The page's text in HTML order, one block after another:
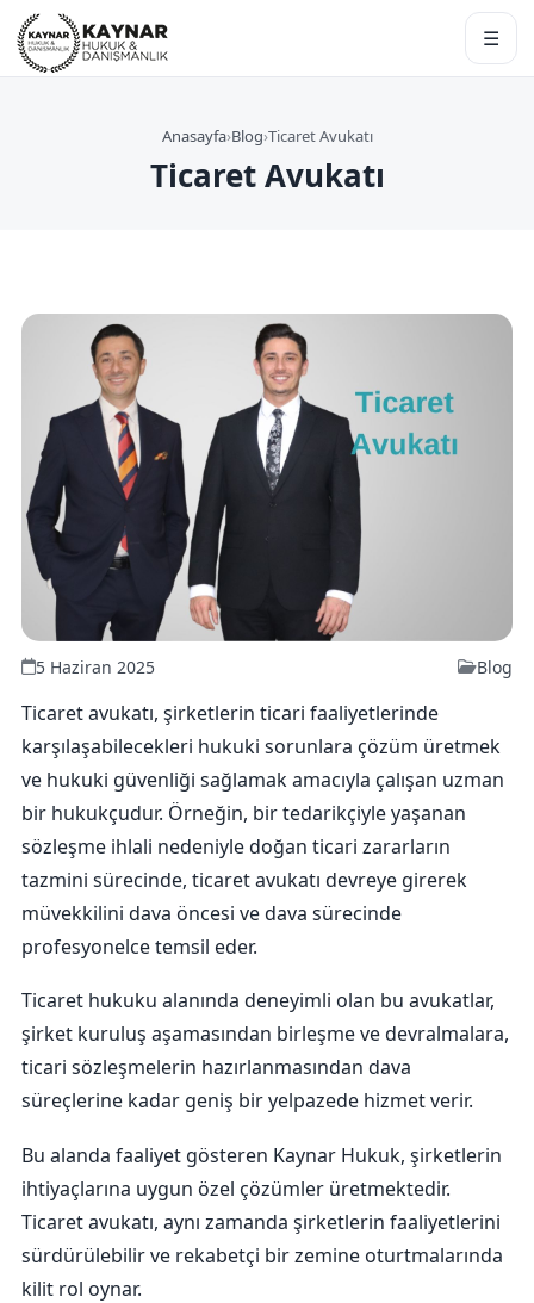
☰
Anasayfa›Blog›Ticaret Avukatı
Ticaret Avukatı
5 Haziran 2025 Blog
Ticaret avukatı, şirketlerin ticari faaliyetlerinde
karşılaşabilecekleri hukuki sorunlara çözüm üretmek
ve hukuki güvenliği sağlamak amacıyla çalışan uzman
bir hukukçudur. Örneğin, bir tedarikçiyle yaşanan
sözleşme ihlali nedeniyle doğan ticari zararların
tazmini sürecinde, ticaret avukatı devreye girerek
müvekkilini dava öncesi ve dava sürecinde
profesyonelce temsil eder.
Ticaret hukuku alanında deneyimli olan bu avukatlar,
şirket kuruluş aşamasından birleşme ve devralmalara,
ticari sözleşmelerin hazırlanmasından dava
süreçlerine kadar geniş bir yelpazede hizmet verir.
Bu alanda faaliyet gösteren Kaynar Hukuk, şirketlerin
ihtiyaçlarına uygun özel çözümler üretmektedir.
Ticaret avukatı, aynı zamanda şirketlerin faaliyetlerini
sürdürülebilir ve rekabetçi bir zemine oturtmalarında
kilit rol oynar.